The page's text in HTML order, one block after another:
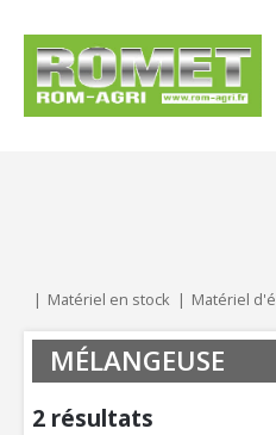
Matériel en stock Matériel
MÉLANGEUSE
2 résultats